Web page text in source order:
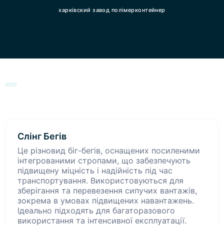
харківский завод полімерконтейнер
Слінг Бегів
Це різновид біг-бегів, оснащених посиленими
інтегрованими стропами, що забезпечують
підвищену міцність і надійність під час
транспортування. Використовуються для
зберігання та перевезення сипучих вантажів,
зокрема в умовах підвищених навантажень.
Ідеально підходять для багаторазового
використання та інтенсивної експлуатації.